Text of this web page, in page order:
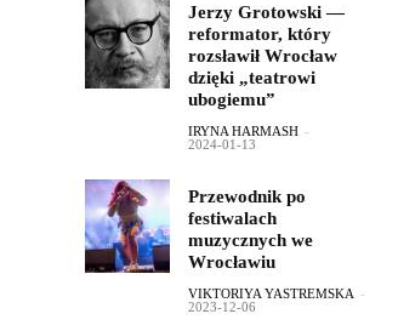
Jerzy Grotowski —
reformator, który
rozsławił Wrocław
dzięki „teatrowi
ubogiemu”
IRYNA HARMASH -
2024-01-13
Przewodnik po
festiwalach
muzycznych we
Wrocławiu
VIKTORIYA YASTREMSKA -
2023-12-06